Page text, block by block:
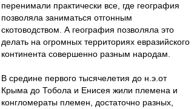
перенимали практически все, где география
позволяла заниматься отгонным
скотоводством. А география позволяла это
делать на огромных территориях евразийского
континента совершенно разным народам.
В средине первого тысячелетия до н.э.от
Крыма до Тобола и Енисея жили племена и
конгломераты племен, достаточно разных,